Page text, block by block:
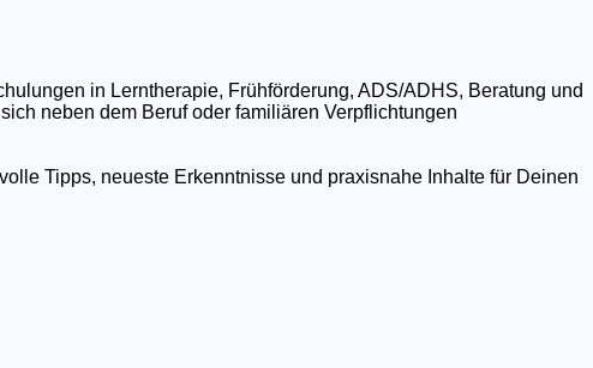
in Lerntherapie, Frühförderung, ADS/ADHS, Beratung und
neben dem Beruf oder familiären Verpflichtungen
Tipps, neueste Erkenntnisse und praxisnahe Inhalte für Deinen